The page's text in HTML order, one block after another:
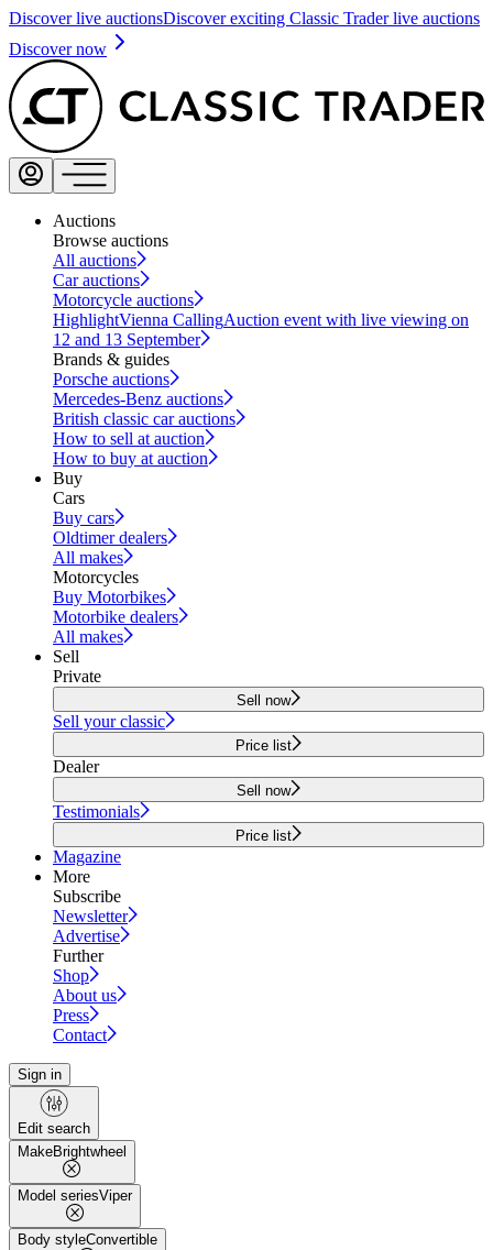
Discover live auctionsDiscover exciting Classic Trader live auctions
Discover now
Auctions
Browse auctions
All auctions
Car auctions
Motorcycle auctions
HighlightVienna CallingAuction event with live viewing on
12 and 13 September
Brands & guides
Porsche auctions
Mercedes-Benz auctions
British classic car auctions
How to sell at auction
How to buy at auction
Buy
Cars
Buy cars
Oldtimer dealers
All makes
Motorcycles
Buy Motorbikes
Motorbike dealers
All makes
Sell
Private
Sell now
Sell your classic
Price list
Dealer
Sell now
Testimonials
Price list
Magazine
More
Subscribe
Newsletter
Advertise
Further
Shop
About us
Press
Contact
Sign in
Edit search
MakeBrightwheel
Model seriesViper
Body styleConvertible